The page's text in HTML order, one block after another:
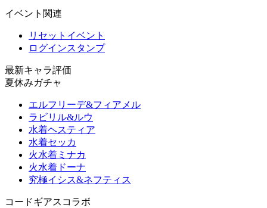
イベント関連
リセットイベント
ログインスタンプ
最新キャラ評価
夏休みガチャ
エルフリーデ&フィアメル
ラビリル&ルウ
水着ヘスティア
水着セッカ
火水着ミナカ
火水着ドーナ
究極イシス&ネフティス
コードギアスコラボ